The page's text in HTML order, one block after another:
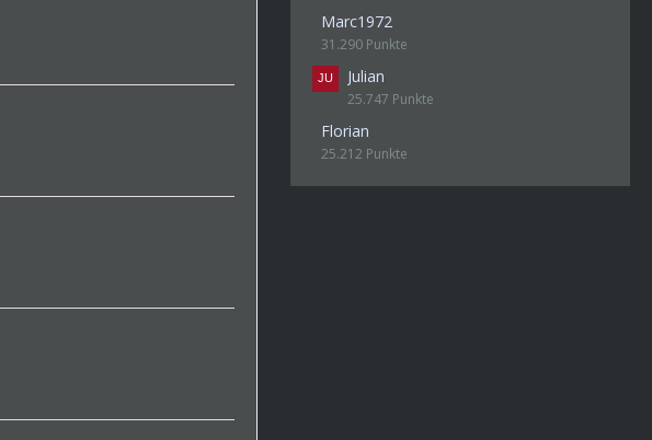
Marc1972
31.290 Punkte
Julian
25.747 Punkte
Florian
25.212 Punkte